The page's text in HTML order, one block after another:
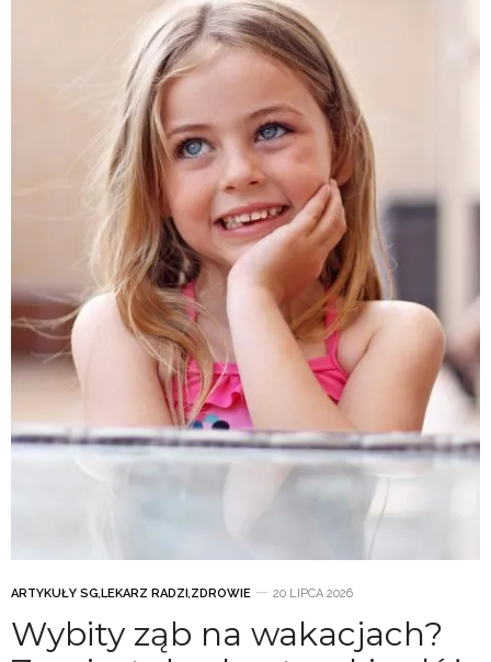
ARTYKUŁY SG,LEKARZ RADZI,ZDROWIE 20 LIPCA 2026
Wybity ząb na wakacjach?